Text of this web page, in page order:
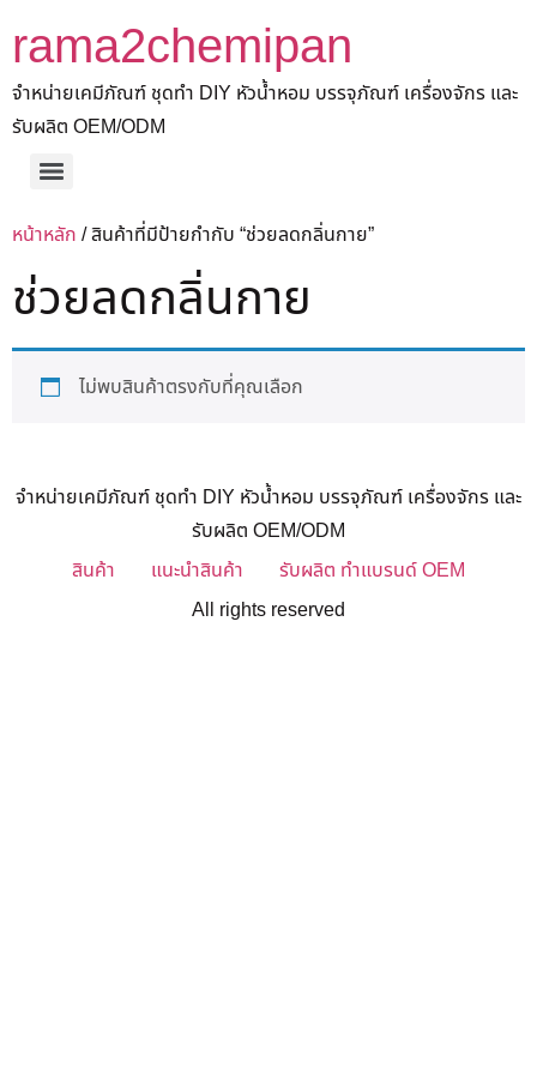
rama2chemipan
จำหน่ายเคมีภัณฑ์ ชุดทำ DIY หัวน้ำหอม บรรจุภัณฑ์ เครื่องจักร และ
รับผลิต OEM/ODM
หน้าหลัก / สินค้าที่มีป้ายกำกับ “ช่วยลดกลิ่นกาย”
ช่วยลดกลิ่นกาย
ไม่พบสินค้าตรงกับที่คุณเลือก
จำหน่ายเคมีภัณฑ์ ชุดทำ DIY หัวน้ำหอม บรรจุภัณฑ์ เครื่องจักร และ
รับผลิต OEM/ODM
สินค้า
แนะนำสินค้า
รับผลิต ทำแบรนด์ OEM
All rights reserved